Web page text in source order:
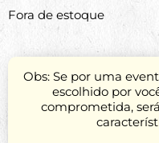
Fora de estoque
Obs: Se por uma
escolhido por
comprometida,